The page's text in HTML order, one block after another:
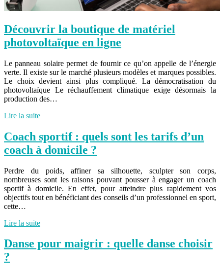
Découvrir la boutique de matériel
photovoltaïque en ligne
Le panneau solaire permet de fournir ce qu’on appelle de l’énergie
verte. Il existe sur le marché plusieurs modèles et marques possibles.
Le choix devient ainsi plus compliqué. La démocratisation du
photovoltaïque Le réchauffement climatique exige désormais la
production des…
Lire la suite
Coach sportif : quels sont les tarifs d’un
coach à domicile ?
Perdre du poids, affiner sa silhouette, sculpter son corps,
nombreuses sont les raisons pouvant pousser à engager un coach
sportif à domicile. En effet, pour atteindre plus rapidement vos
objectifs tout en bénéficiant des conseils d’un professionnel en sport,
cette…
Lire la suite
Danse pour maigrir : quelle danse choisir
?